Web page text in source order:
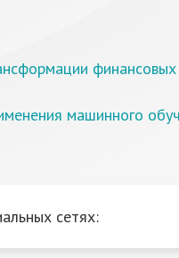
машинного
сетях: